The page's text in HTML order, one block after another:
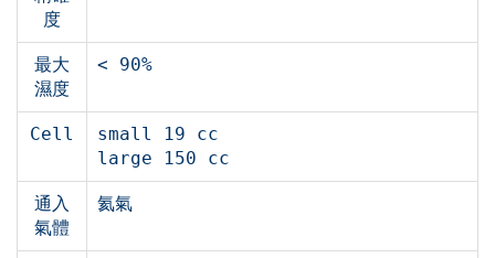
度
最大
濕度
< 90%
Cell
small 19 cc
large 150 cc
通入
氣體
氦氣